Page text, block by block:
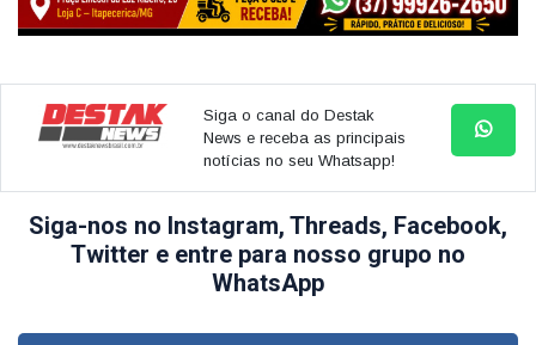
Siga o canal do Destak
News e receba as principais
notícias no seu Whatsapp!
Siga-nos no Instagram, Threads, Facebook,
Twitter e entre para nosso grupo no
WhatsApp